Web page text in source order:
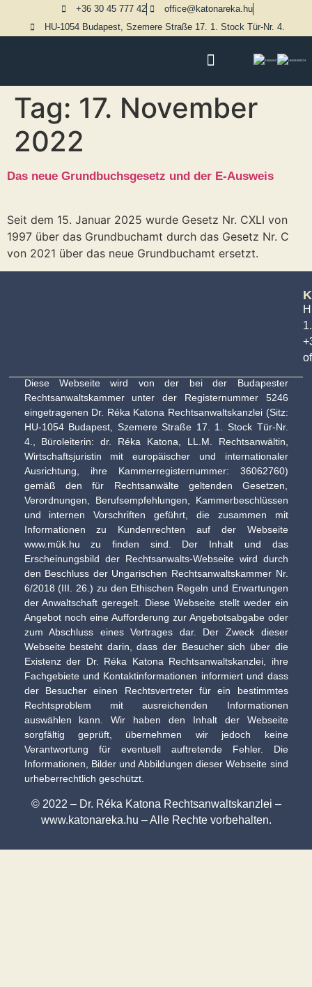
+36 30 45 777 42
office@katonareka.hu
HU-1054 Budapest, Szemere Straße 17. 1. Stock Tür-Nr. 4.
Tag: 17. November
2022
Das neue Grundbuchsgesetz und der E-Ausweis
Seit dem 15. Januar 2025 wurde Gesetz Nr. CXLI von
1997 über das Grundbuchamt durch das Gesetz Nr. C
von 2021 über das neue Grundbuchamt ersetzt.
Diese Webseite wird von der bei der Budapester
Rechtsanwaltskammer unter der Registernummer 5246
eingetragenen Dr. Réka Katona Rechtsanwaltskanzlei (Sitz:
HU-1054 Budapest, Szemere Straße 17. 1. Stock Tür-Nr.
4., Büroleiterin: dr. Réka Katona, LL.M. Rechtsanwältin,
Wirtschaftsjuristin mit europäischer und internationaler
Ausrichtung, ihre Kammerregisternummer: 36062760)
gemäß den für Rechtsanwälte geltenden Gesetzen,
Verordnungen, Berufsempfehlungen, Kammerbeschlüssen
und internen Vorschriften geführt, die zusammen mit
Informationen zu Kundenrechten auf der Webseite
www.mük.hu zu finden sind. Der Inhalt und das
Erscheinungsbild der Rechtsanwalts-Webseite wird durch
den Beschluss der Ungarischen Rechtsanwaltskammer Nr.
6/2018 (III. 26.) zu den Ethischen Regeln und Erwartungen
der Anwaltschaft geregelt. Diese Webseite stellt weder ein
Angebot noch eine Aufforderung zur Angebotsabgabe oder
zum Abschluss eines Vertrages dar. Der Zweck dieser
Webseite besteht darin, dass der Besucher sich über die
Existenz der Dr. Réka Katona Rechtsanwaltskanzlei, ihre
Fachgebiete und Kontaktinformationen informiert und dass
der Besucher einen Rechtsvertreter für ein bestimmtes
Rechtsproblem mit ausreichenden Informationen
auswählen kann. Wir haben den Inhalt der Webseite
sorgfältig geprüft, übernehmen wir jedoch keine
Verantwortung für eventuell auftretende Fehler. Die
Informationen, Bilder und Abbildungen dieser Webseite sind
urheberrechtlich geschützt.
© 2022 – Dr. Réka Katona Rechtsanwaltskanzlei –
www.katonareka.hu – Alle Rechte vorbehalten.